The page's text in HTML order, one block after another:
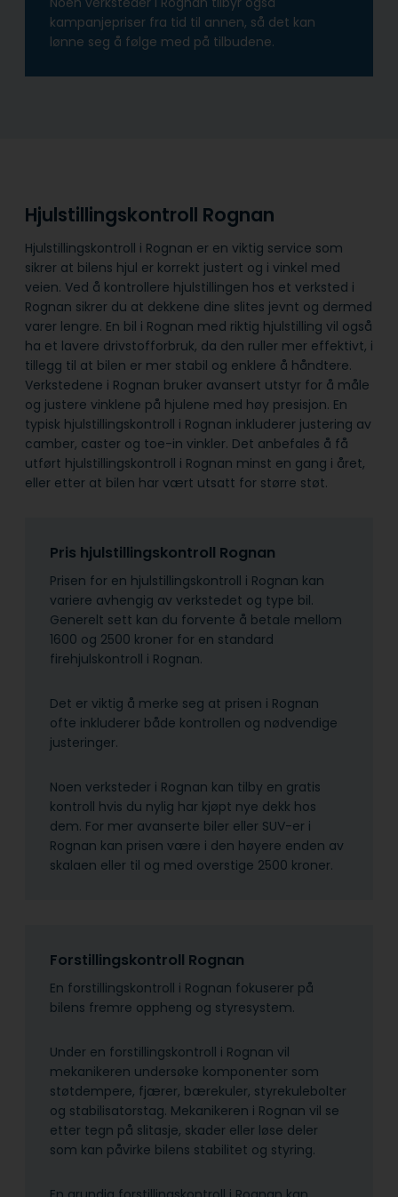
kampanjepriser fra tid til annen, så det kan
lønne seg å følge med på tilbudene.
Hjulstillingskontroll Rognan
Hjulstillingskontroll i Rognan er en viktig service som
sikrer at bilens hjul er korrekt justert og i vinkel med
veien. Ved å kontrollere hjulstillingen hos et verksted i
Rognan sikrer du at dekkene dine slites jevnt og dermed
varer lengre. En bil i Rognan med riktig hjulstilling vil også
ha et lavere drivstofforbruk, da den ruller mer effektivt, i
tillegg til at bilen er mer stabil og enklere å håndtere.
Verkstedene i Rognan bruker avansert utstyr for å måle
og justere vinklene på hjulene med høy presisjon. En
typisk hjulstillingskontroll i Rognan inkluderer justering av
camber, caster og toe-in vinkler. Det anbefales å få
utført hjulstillingskontroll i Rognan minst en gang i året,
eller etter at bilen har vært utsatt for større støt.
Pris hjulstillingskontroll Rognan
Prisen for en hjulstillingskontroll i Rognan kan
variere avhengig av verkstedet og type bil.
Generelt sett kan du forvente å betale mellom
1600 og 2500 kroner for en standard
firehjulskontroll i Rognan.
Det er viktig å merke seg at prisen i Rognan
ofte inkluderer både kontrollen og nødvendige
justeringer.
Noen verksteder i Rognan kan tilby en gratis
kontroll hvis du nylig har kjøpt nye dekk hos
dem. For mer avanserte biler eller SUV-er i
Rognan kan prisen være i den høyere enden av
skalaen eller til og med overstige 2500 kroner.
Forstillingskontroll Rognan
En forstillingskontroll i Rognan fokuserer på
bilens fremre oppheng og styresystem.
Under en forstillingskontroll i Rognan vil
mekanikeren undersøke komponenter som
støtdempere, fjærer, bærekuler, styrekulebolter
og stabilisatorstag. Mekanikeren i Rognan vil se
etter tegn på slitasje, skader eller løse deler
som kan påvirke bilens stabilitet og styring.